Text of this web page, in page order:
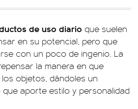
de uso diario que suelen
en su potencial, pero que
con un poco de ingenio. La
la manera en que
objetos, dándoles un
aporte estilo y personalidad